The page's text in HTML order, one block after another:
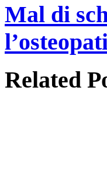
Mal di
Related